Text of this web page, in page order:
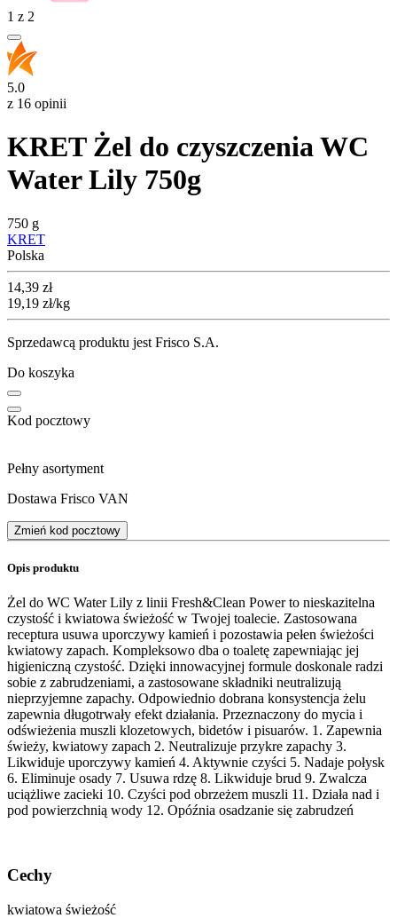
1 z 2
5.0
z 16 opinii
KRET Żel do czyszczenia WC
Water Lily 750g
750 g
KRET
Polska
Cena
14,39 zł
19,19 zł/kg
Sprzedawcą produktu jest Frisco S.A.
Do koszyka
Kod pocztowy
Pełny asortyment
Dostawa Frisco VAN
Zmień kod pocztowy
Opis produktu
Żel do WC Water Lily z linii Fresh&Clean Power to nieskazitelna
czystość i kwiatowa świeżość w Twojej toalecie. Zastosowana
receptura usuwa uporczywy kamień i pozostawia pełen świeżości
kwiatowy zapach. Kompleksowo dba o toaletę zapewniając jej
higieniczną czystość. Dzięki innowacyjnej formule doskonale radzi
sobie z zabrudzeniami, a zastosowane składniki neutralizują
nieprzyjemne zapachy. Odpowiednio dobrana konsystencja żelu
zapewnia długotrwały efekt działania. Przeznaczony do mycia i
odświeżenia muszli klozetowych, bidetów i pisuarów. 1. Zapewnia
świeży, kwiatowy zapach 2. Neutralizuje przykre zapachy 3.
Likwiduje uporczywy kamień 4. Aktywnie czyści 5. Nadaje połysk
6. Eliminuje osady 7. Usuwa rdzę 8. Likwiduje brud 9. Zwalcza
uciążliwe zacieki 10. Czyści pod obrzeżem muszli 11. Działa nad i
pod powierzchnią wody 12. Opóźnia osadzanie się zabrudzeń
Cechy
kwiatowa świeżość